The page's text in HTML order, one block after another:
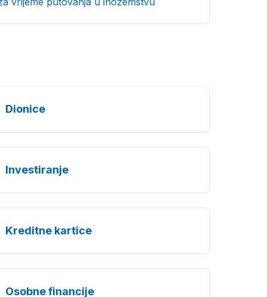
Dionice
Investiranje
Kreditne kartice
Osobne financije